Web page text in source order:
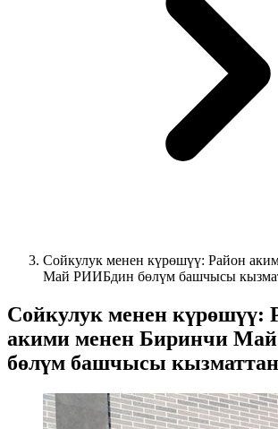
Сойкулук менен күрөшүү: Район
Май РИИБдин бөлүм башчысы
Сойкулук менен күрөшүү:
акими менен Биринчи
бөлүм башчысы